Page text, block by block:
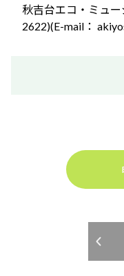
秋吉台エコ・ミュ
2622)(E-mail：